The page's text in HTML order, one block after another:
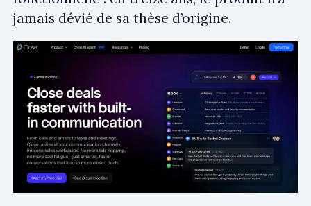
jamais dévié de sa thèse d’origine.